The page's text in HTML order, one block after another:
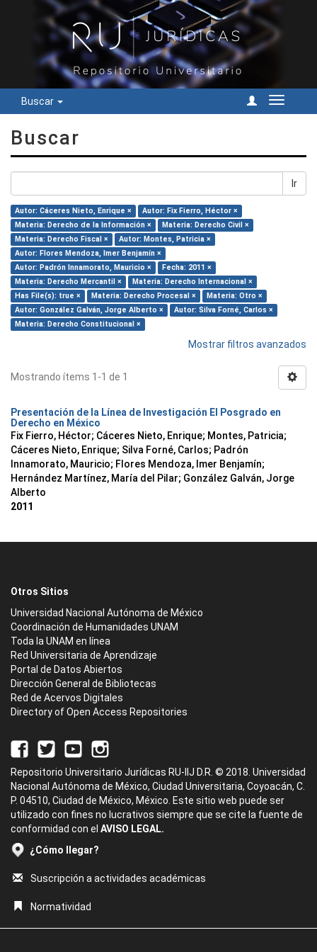
Buscar
Cambiar
Buscar
Ir
Autor: Cáceres Nieto, Enrique ×
Autor: Fix Fierro, Héctor ×
Materia: Derecho de la Información ×
Materia: Derecho Civil ×
Materia: Derecho Fiscal ×
Autor: Montes, Patricia ×
Autor: Flores Mendoza, Imer Benjamín ×
Autor: Padrón Innamorato, Mauricio ×
Fecha: 2011 ×
Materia: Derecho Mercantil ×
Materia: Derecho Internacional ×
Has File(s): true ×
Materia: Derecho Procesal ×
Materia: Otro ×
Autor: González Galván, Jorge Alberto ×
Autor: Silva Forné, Carlos ×
Materia: Derecho Constitucional ×
Mostrar filtros avanzados
Mostrando ítems 1-1 de 1
Presentación de la Línea de Investigación El Posgrado en
Derecho en México
Fix Fierro, Héctor; Cáceres Nieto, Enrique; Montes, Patricia;
Cáceres Nieto, Enrique; Silva Forné, Carlos; Padrón
Innamorato, Mauricio; Flores Mendoza, Imer Benjamín;
Hernández Martínez, María del Pilar; González Galván, Jorge
Alberto
2011
Otros Sitios
Universidad Nacional Autónoma de México
Coordinación de Humanidades UNAM
Toda la UNAM en línea
Red Universitaria de Aprendizaje
Portal de Datos Abiertos
Dirección General de Bibliotecas
Red de Acervos Digitales
Directory of Open Access Repositories
Repositorio Universitario Jurídicas RU-IIJ D.R. © 2018. Universidad
Nacional Autónoma de México, Ciudad Universitaria, Coyoacán, C.
P. 04510, Ciudad de México, México. Este sitio web puede ser
utilizado con fines no lucrativos siempre que se cite la fuente de
conformidad con el AVISO LEGAL.
¿Cómo llegar?
Suscripción a actividades académicas
Normatividad